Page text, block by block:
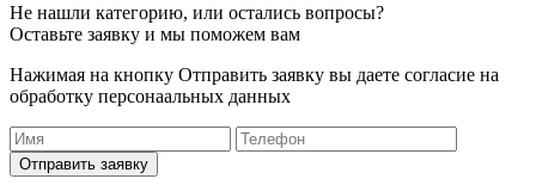
Не нашли категорию, или остались вопросы?
Оставьте заявку и мы поможем вам
Нажимая на кнопку Отправить заявку вы даете согласие на
обработку персонаальных данных
Отправить заявку